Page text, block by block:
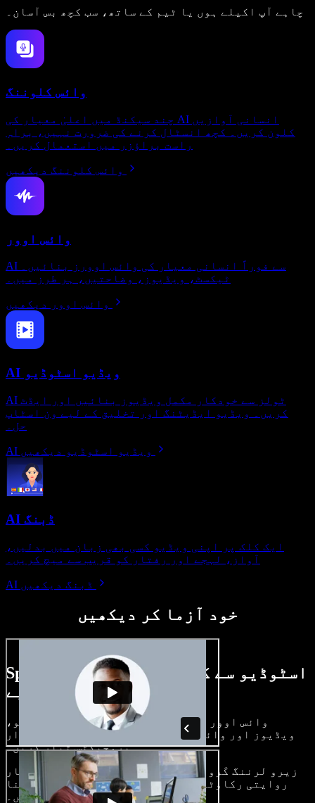
چاہے آپ اکیلے ہوں یا ٹیم کے ساتھ، سب کچھ بس آسان۔
وائس کلوننگ
چند سیکنڈ میں اعلیٰ معیار کی AI انسانی آوازیں
کلون کریں۔ کچھ انسٹال کرنے کی ضرورت نہیں، براہِ
راست براؤزر میں استعمال کریں۔
وائس کلوننگ دیکھیں
وائس اوور
AI سے فوراً انسانی معیار کی وائس اوورز بنائیں۔
ٹیکسٹ، ویڈیوز، وضاحتیں، ہر طرز میں۔
وائس اوور دیکھیں
AI ویڈیو اسٹوڈیو
AI ٹولز سے خودکار مکمل ویڈیوز بنائیں اور ایڈٹ
کریں۔ ویڈیو ایڈیٹنگ اور تخلیق کے لیے ون اسٹاپ
حل۔
AI ویڈیو اسٹوڈیو دیکھیں
AI ڈبنگ
ایک کلک پر اپنی ویڈیو کسی بھی زبان میں بدلیں،
آواز، لہجے اور رفتار کو قریب سے میچ کریں۔
AI ڈبنگ دیکھیں
خود آزما کر دیکھیں
Speechify اسٹوڈیو سے کیا کچھ کر سکتے
ہیں، دیکھیے
وائس اوور بنائیں، رائلٹی فری امیجز، آڈیو،
ویڈیوز اور وائس کلون شامل کر کے بھرپور، شاندار
پروجیکٹس تیار کریں۔
زیرو لرننگ کَرو اور سب کچھ براؤزر میں، تخلیق کار
روایتی رکاوٹیں توڑ کر اپنے خیالات کو حقیقت بنا
سکتے ہیں۔